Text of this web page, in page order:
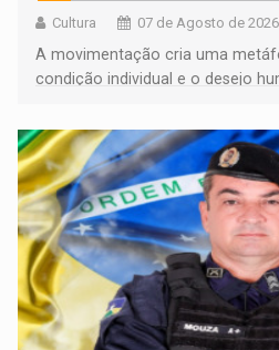
Cultura 07 de Agosto de
A movimentação cria uma
condição individual e o desejo